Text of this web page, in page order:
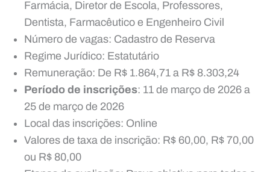
Farmácia, Diretor de Escola, Professores,
Dentista, Farmacêutico e Engenheiro Civil
Número de vagas: Cadastro de Reserva
Regime Jurídico: Estatutário
Remuneração: De R$ 1.864,71 a R$ 8.303,24
Período de inscrições: 11 de março de 2026 a
25 de março de 2026
Local das inscrições: Online
Valores de taxa de inscrição: R$ 60,00, R$ 70,00
ou R$ 80,00